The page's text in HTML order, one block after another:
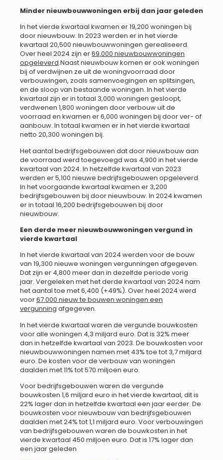
Minder nieuwbouwwoningen erbij dan jaar geleden
In het vierde kwartaal kwamen er 19,200 woningen bij
door nieuwbouw. In 2023 werden er in het vierde
kwartaal 20,500 nieuwbouwwoningen gerealiseerd.
Over heel 2024 zijn er69,000 nieuwbouwwoningen
opgeleverd.Naast nieuwbouw komen er ook woningen
bij of verdwijnen ze uit de woningvoorraad door
verbouwingen, zoals samenvoegingen en splitsingen,
en de sloop van bestaande woningen. In het vierde
kwartaal zijn er in totaal 3,000 woningen gesloopt,
verdwenen 1,800 woningen door verbouw uit de
voorraad en kwamen er 6,000 woningen bij door ver- of
aanbouw. In totaal kwamen er in het vierde kwartaal
netto 20,300 woningen bij.
Het aantal bedrijfsgebouwen dat door nieuwbouw aan
de voorraad werd toegevoegd was 4,900 in het vierde
kwartaal van 2024. In hetzelfde kwartaal van 2023
werden er 5,100 nieuwe bedrijfsgebouwen opgeleverd.
In het voorgaande kwartaal kwamen er 3,200
bedrijfsgebouwen bij door nieuwbouw. In 2024 kwamen
er in totaal 16,200 bedrijfsgebouwen bij door
nieuwbouw.
Een derde meer nieuwbouwwoningen vergund in
vierde kwartaal
In het vierde kwartaal van 2024 werden voor de bouw
van 19,300 nieuwe woningen vergunningen afgegeven.
Dat zijn er 4,800 meer dan in dezelfde periode vorig
jaar. Vergeleken met het derde kwartaal van 2024 nam
het aantal toe met 6,400 (+49%). Over heel 2024 werd
voor67.000 nieuw te bouwen woningen een
vergunning afgegeven.
In het vierde kwartaal waren de vergunde bouwkosten
voor alle woningen 4,3 miljard euro. Dat is 32% meer
dan in hetzelfde kwartaal van 2023. De bouwkosten voor
nieuwbouwwoningen namen met 43% toe tot 3,7 miljard
euro. De kosten voor de verbouw van woningen
daalden met 11% tot 570 miljoen euro.
Voor bedrijfsgebouwen waren de vergunde
bouwkosten 1,6 miljard euro in het vierde kwartaal, dit is
22% lager dan in hetzelfde kwartaal een jaar eerder. De
bouwkosten voor nieuwbouw van bedrijfsgebouwen
daalden met 24% tot 1,1 miljard euro. Voor verbouwingen
van bedrijfsgebouwen waren de bouwkosten in het
vierde kwartaal 450 miljoen euro. Dat is 17% lager dan
een jaar geleden